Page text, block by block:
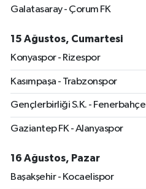
Galatasaray - Çorum FK
15 Ağustos, Cumartesi
Konyaspor - Rizespor
Kasımpaşa - Trabzonspor
Gençlerbirliği S.K. - Fenerbahçe
Gaziantep FK - Alanyaspor
16 Ağustos, Pazar
Başakşehir - Kocaelispor